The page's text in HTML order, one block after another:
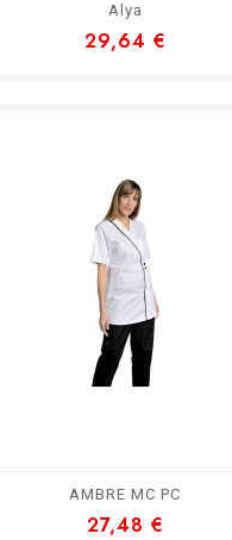
Alya
29,64 €
AMBRE MC PC
27,48 €